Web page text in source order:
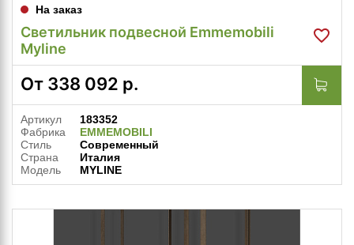
На заказ
Светильник подвесной Emmemobili
Myline
От 338 092 р.
Артикул
183352
Фабрика
EMMEMOBILI
Стиль
Современный
Страна
Италия
Модель
MYLINE